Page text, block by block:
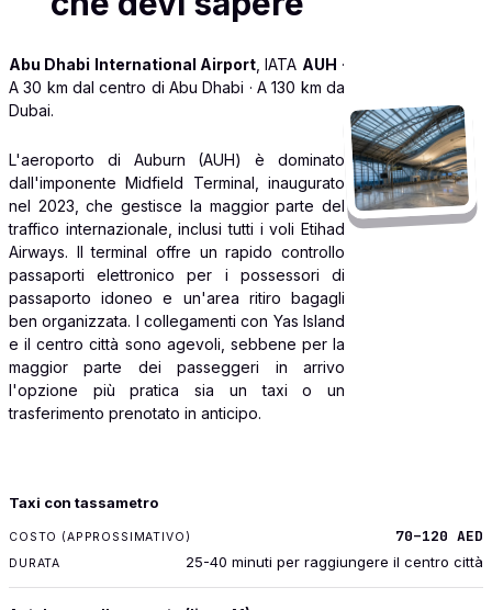
Abu Dhabi International Airport , IATA AUH ·
A 30 km dal centro di Abu Dhabi · A 130 km da
Dubai.
L'aeroporto di Auburn (AUH) è dominato
dall'imponente Midfield Terminal, inaugurato
nel 2023, che gestisce la maggior parte del
traffico internazionale, inclusi tutti i voli Etihad
Airways. Il terminal offre un rapido controllo
passaporti elettronico per i possessori di
passaporto idoneo e un'area ritiro bagagli
ben organizzata. I collegamenti con Yas Island
e il centro città sono agevoli, sebbene per la
maggior parte dei passeggeri in arrivo
l'opzione più pratica sia un taxi o un
trasferimento prenotato in anticipo.
TRASPORTO
Taxi con tassametro
70–120 AED
25-40 minuti per raggiungere il centro città